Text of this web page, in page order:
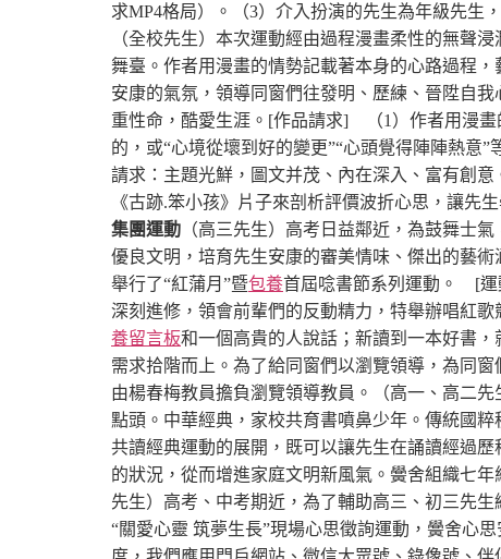
求MP4格局）。
（3）介入扮演的先生為年級先生
（全校先生） 本次運動經由過程漫畫柔性的無聲
舞臺。作者用漫畫的情勢記載著本身的心路過程
安康的氣氛，領導同窗們往發明、歷練、晉陞自
重性命，酷愛生涯。 [作品請求] （1）作者用漫畫
的，或“心境從壞到好的變更”“心頭覺得陣陣熱意
請求：主題光鮮，圖文并茂、內在深入、富有創意
《古跡.笨小孩》片子來剖析評價波折心思，讓先
集團運動 （高三先生） 高考日益鄰近，為鼓舞士
優良文明，培育先生安康的審美情味、傑出的藝
舉行了“紅蒲月”暨包養首屆唸書節系列運動。 [運
深刻進修，領會前輩們的反動精力，特舉辦唱紅歌
養留言板和一個高貴的人說話；新讀到一本好書
需求拾階而上。為了給同窗們以瀏覽領導，為同
由楊春梅教員擔負瀏覽領導教員。（高一、高二先
點頭。中華經典，家校共育書噴鼻少年。傳統國
共讀經典運動的展開，既可以讓先生在誦讀經過
的狀況，從而增進家庭文明新風氣。黌舍組織七
先生） 高考、中考期近，為了輔助高三、初三先生
“關愛心靈 筑夢生長”現場心思徵詢運動，黌舍心